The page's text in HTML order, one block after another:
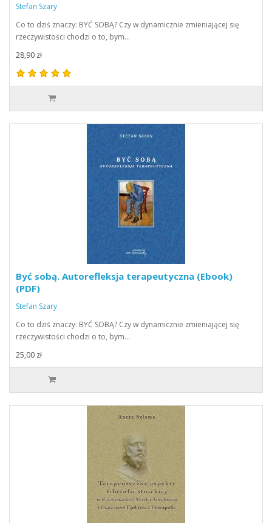
Stefan Szary
Co to dziś znaczy: BYĆ SOBĄ? Czy w dynamicznie zmieniającej się
rzeczywistości chodzi o to, bym…
28,90 zł
Być sobą. Autorefleksja terapeutyczna (Ebook)
(PDF)
Stefan Szary
Co to dziś znaczy: BYĆ SOBĄ? Czy w dynamicznie zmieniającej się
rzeczywistości chodzi o to, bym…
25,00 zł